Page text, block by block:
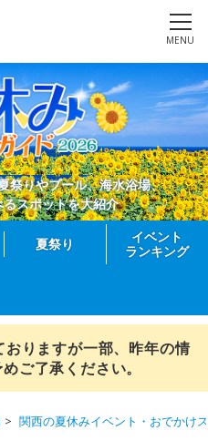
MENU
祭りやプール、海水浴場、
スポットを大紹介
夏祭り
イベント
ランキング
りますが一部、昨年の情
ご了承ください。
関西の夏休みイベント・おでかけ